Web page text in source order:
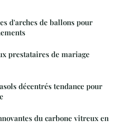
d'arches de ballons pour
prestataires de mariage
décentrés tendance pour
du carbone vitreux en